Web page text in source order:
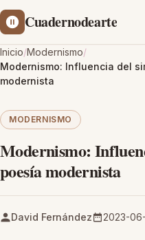
Cuadernodearte
Inicio/Modernismo/
Modernismo: Influencia del
modernista
MODERNISMO
Modernismo:
poesía modernista
David Fernández 2023-